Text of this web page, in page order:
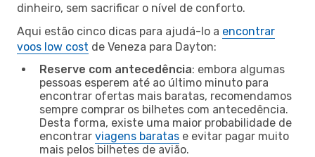
dinheiro, sem sacrificar o nível de conforto.
Aqui estão cinco dicas para ajudá-lo a encontrar
voos low cost de Veneza para Dayton:
Reserve com antecedência: embora algumas
pessoas esperem até ao último minuto para
encontrar ofertas mais baratas, recomendamos
sempre comprar os bilhetes com antecedência.
Desta forma, existe uma maior probabilidade de
encontrar viagens baratas e evitar pagar muito
mais pelos bilhetes de avião.